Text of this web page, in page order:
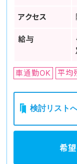
アクセス
給与
車通勤OK 平均
検討リスト
希